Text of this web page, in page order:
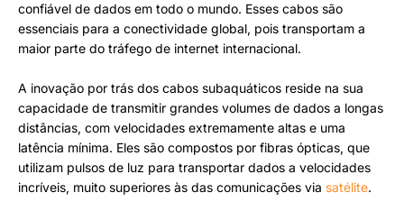
confiável de dados em todo o mundo. Esses cabos são
essenciais para a conectividade global, pois transportam a
maior parte do tráfego de internet internacional.
A inovação por trás dos cabos subaquáticos reside na sua
capacidade de transmitir grandes volumes de dados a longas
distâncias, com velocidades extremamente altas e uma
latência mínima. Eles são compostos por fibras ópticas, que
utilizam pulsos de luz para transportar dados a velocidades
incríveis, muito superiores às das comunicações via satélite.